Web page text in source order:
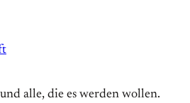
alle, die es werden wollen.